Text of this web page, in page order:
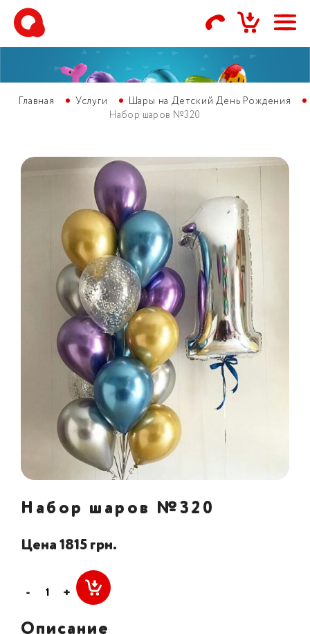
Главная Услуги
Шары на Детский День Рождения
Набор шаров №320
Набор шаров №320
Цена 1815 грн.
- +
Описание